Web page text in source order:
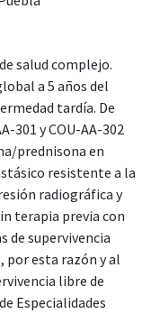
salud complejo.
a 5 años del
tardía. De
301 y COU-AA-302
prednisona en
resistente a la
radiográfica y
terapia previa con
de supervivencia
por esta razón y al
libre de
Especialidades